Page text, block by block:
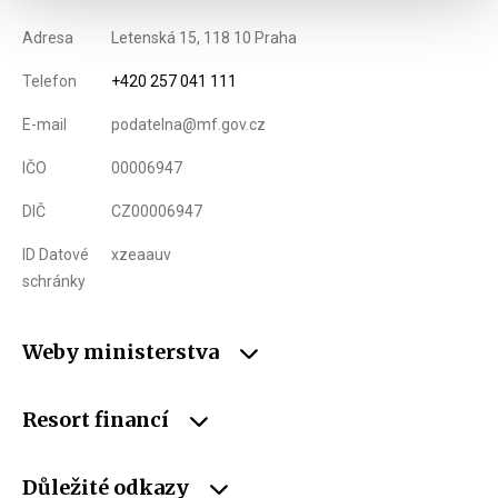
Adresa Letenská 15, 118 10 Praha
Telefon +420 257 041 111
E-mail podatelna@mf.gov.cz
IČO 00006947
DIČ CZ00006947
ID Datové
schránky
xzeaauv
Weby ministerstva
Resort financí
Důležité odkazy